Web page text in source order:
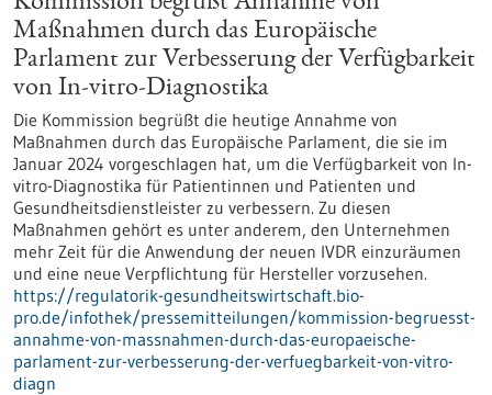
Maßnahmen durch das Europäische
Parlament zur Verbesserung der Verfügbarkeit
von In-vitro-Diagnostika
Die Kommission begrüßt die heutige Annahme von
Maßnahmen durch das Europäische Parlament, die sie im
Januar 2024 vorgeschlagen hat, um die Verfügbarkeit von In-
vitro-Diagnostika für Patientinnen und Patienten und
Gesundheitsdienstleister zu verbessern. Zu diesen
Maßnahmen gehört es unter anderem, den Unternehmen
mehr Zeit für die Anwendung der neuen IVDR einzuräumen
und eine neue Verpflichtung für Hersteller vorzusehen.
https://regulatorik-gesundheitswirtschaft.bio-
pro.de/infothek/pressemitteilungen/kommission-begruesst-
annahme-von-massnahmen-durch-das-europaeische-
parlament-zur-verbesserung-der-verfuegbarkeit-von-vitro-
diagn